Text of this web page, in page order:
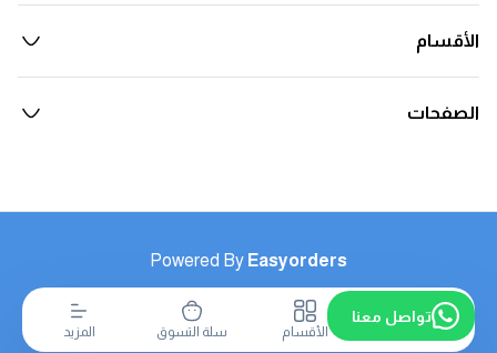
تواصل معنا
الرئيسية الأقسام سلة التسوق المزيد
الأقسام
الصفحات
Powered By Easyorders